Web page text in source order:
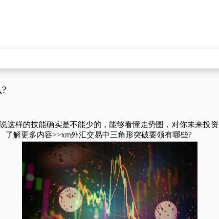
的技能确实是不能少的，能够看懂走势图，对你未来投
了解更多内容>>xm外汇交易中三角形突破要领有哪些?